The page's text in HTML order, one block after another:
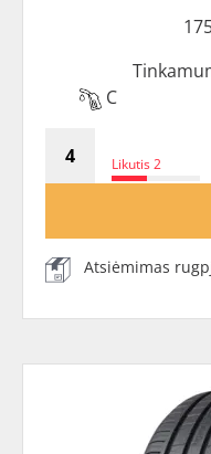
C
Likutis 2
Atsiėmimas